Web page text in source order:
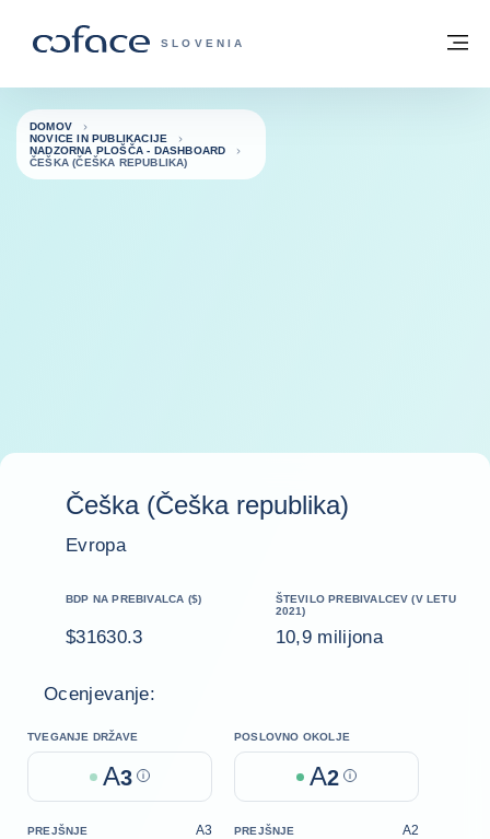
COFACE - ZAČETNA STRAN
SLOVENIA
Domov
DOMOV
NOVICE IN PUBLIKACIJE
NADZORNA PLOŠČA - DASHBOARD
ČEŠKA (ČEŠKA REPUBLIKA)
Češka (Češka republika)
Evropa
BDP NA PREBIVALCA ($)
$31630.3
ŠTEVILO PREBIVALCEV (V LETU
2021)
10,9 milijona
Ocenjevanje:
TVEGANJE DRŽAVE
A3 Help
POSLOVNO OKOLJE
A2 Help
PREJŠNJE A3 PREJŠNJE A2